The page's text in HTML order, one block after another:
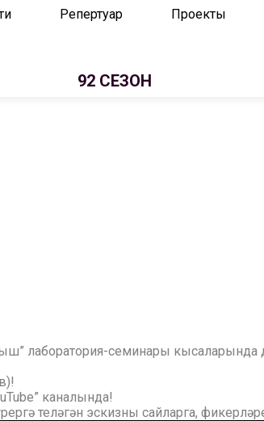
Репертуар Проекты
92 СЕЗОН
лаборатория-семинары кысаларында
каналында!
теләгән эскизны сайларга,